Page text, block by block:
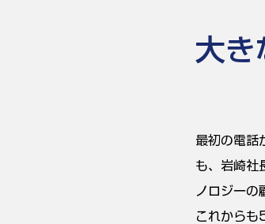
大き
最初の電話
も、岩崎社
ノロジーの
これからも